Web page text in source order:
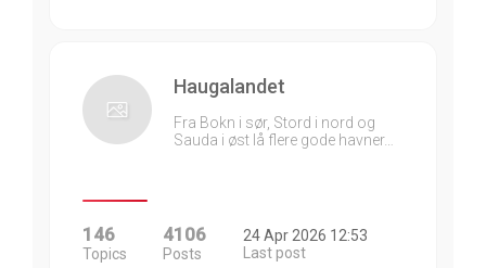
Haugalandet
Fra Bokn i sør, Stord i nord og
Sauda i øst lå flere gode havner…
146
Topics
4106
Posts
24 Apr 2026 12:53
Last post